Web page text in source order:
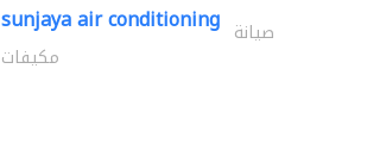
sunjaya air conditioning صيانة
مكيفات